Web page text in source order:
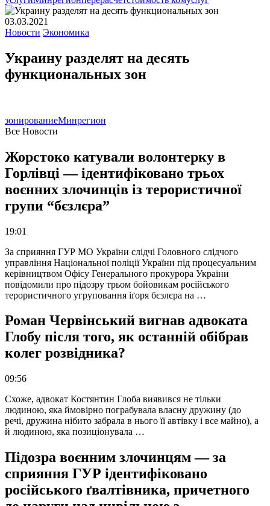
03.03.2021
Новости Экономика
Украину разделят на десять
функциональных зон
зонированиеМинрегион
Все Новости
Жорстоко катували волонтерку в
Горлівці — ідентифіковано трьох
воєнних злочинців із терористичної
групи “бєзлєра”
19:01
За сприяння ГУР МО України слідчі Головного слідчого
управління Національної поліції України під процесуальним
керівництвом Офісу Генерального прокурора України
повідомили про підозру трьом бойовикам російського
терористичного угруповання іґоря бєзлєра на …
Роман Червінський вигнав адвоката
Глобу після того, як останній обібрав
колег розвідника?
09:56
Схоже, адвокат Костянтин Глоба виявився не тільки
людиною, яка ймовірно пограбувала власну дружину (до
речі, дружина нібито забрала в нього її автівку і все майно), а
й людиною, яка позиціонувала …
Підозра воєнним злочинцям — за
сприяння ГУР ідентифіковано
російського ґвалтівника, причетного